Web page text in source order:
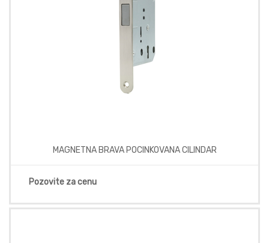
MAGNETNA BRAVA POCINKOVANA CILINDAR
Pozovite za cenu